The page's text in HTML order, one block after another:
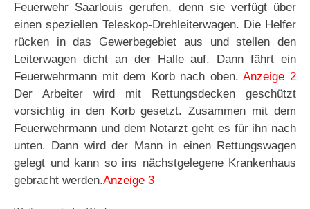
Feuerwehr Saarlouis gerufen, denn sie verfügt über
einen speziellen Teleskop-Drehleiterwagen. Die Helfer
rücken in das Gewerbegebiet aus und stellen den
Leiterwagen dicht an der Halle auf. Dann fährt ein
Feuerwehrmann mit dem Korb nach oben.Anzeige 2
Der Arbeiter wird mit Rettungsdecken geschützt
vorsichtig in den Korb gesetzt. Zusammen mit dem
Feuerwehrmann und dem Notarzt geht es für ihn nach
unten. Dann wird der Mann in einen Rettungswagen
gelegt und kann so ins nächstgelegene Krankenhaus
gebracht werden.Anzeige 3